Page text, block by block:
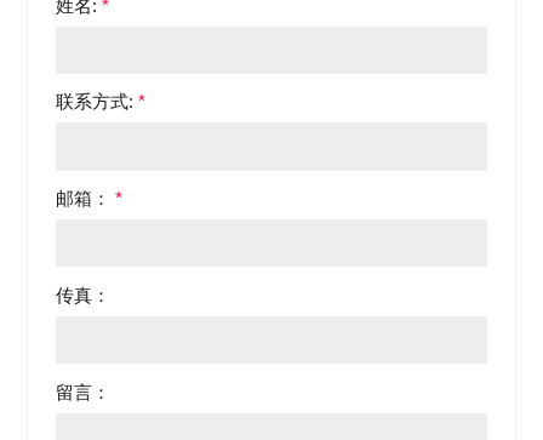
姓名:*
联系方式:*
邮箱：*
传真：
留言：